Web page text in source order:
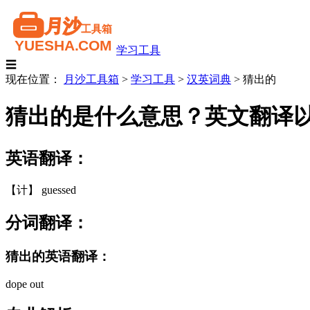
学习工具
☰
现在位置：
月沙工具箱 > 学习工具 > 汉英词典 > 猜出的
猜出的是什么意思？英文翻译
英语翻译：
【计】 guessed
分词翻译：
猜出的英语翻译：
dope out